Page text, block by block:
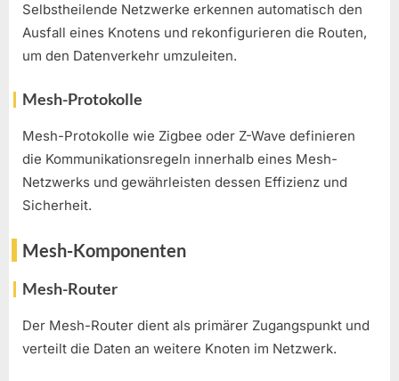
Selbstheilende Netzwerke erkennen automatisch den
Ausfall eines Knotens und rekonfigurieren die Routen,
um den Datenverkehr umzuleiten.
Mesh-Protokolle
Mesh-Protokolle wie Zigbee oder Z-Wave definieren
die Kommunikationsregeln innerhalb eines Mesh-
Netzwerks und gewährleisten dessen Effizienz und
Sicherheit.
Mesh-Komponenten
Mesh-Router
Der Mesh-Router dient als primärer Zugangspunkt und
verteilt die Daten an weitere Knoten im Netzwerk.